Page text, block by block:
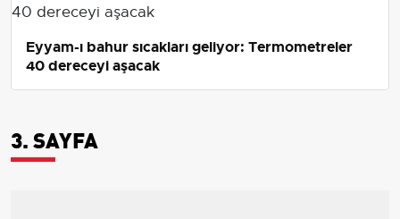
Eyyam-ı bahur sıcakları geliyor: Termometreler
40 dereceyi aşacak
3. SAYFA